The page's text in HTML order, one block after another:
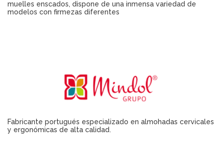
muelles enscados, dispone de una inmensa variedad de
modelos con firmezas diferentes
Fabricante portugués especializado en almohadas cervicales
y ergonómicas de alta calidad.